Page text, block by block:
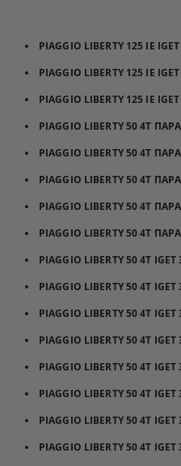
PIAGGIO LIBERTY 125 IE
PIAGGIO LIBERTY 125 IE
PIAGGIO LIBERTY 125 IE
PIAGGIO LIBERTY 50 4T
PIAGGIO LIBERTY 50 4T
PIAGGIO LIBERTY 50 4T
PIAGGIO LIBERTY 50 4T
PIAGGIO LIBERTY 50 4T
PIAGGIO LIBERTY 50 4T
PIAGGIO LIBERTY 50 4T
PIAGGIO LIBERTY 50 4T
PIAGGIO LIBERTY 50 4T
PIAGGIO LIBERTY 50 4T
PIAGGIO LIBERTY 50 4T
PIAGGIO LIBERTY 50 4T
PIAGGIO LIBERTY 50 4T